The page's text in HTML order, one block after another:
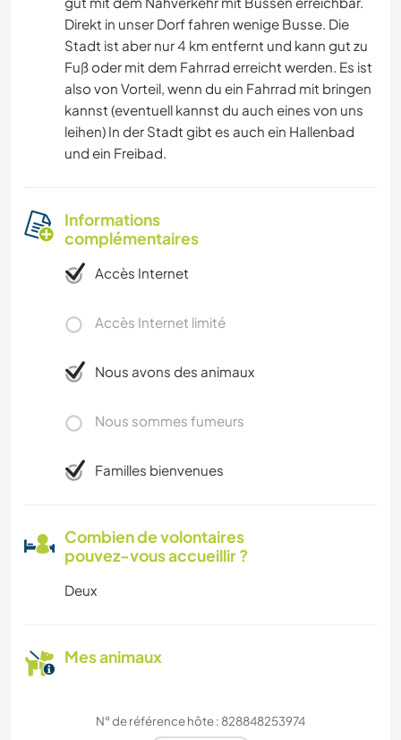
Direkt in unser Dorf fahren wenige Busse. Die
Stadt ist aber nur 4 km entfernt und kann gut zu
Fuß oder mit dem Fahrrad erreicht werden. Es ist
also von Vorteil, wenn du ein Fahrrad mit bringen
kannst (eventuell kannst du auch eines von uns
leihen) In der Stadt gibt es auch ein Hallenbad
und ein Freibad.
Informations
complémentaires
Accès Internet
Accès Internet limité
Nous avons des animaux
Nous sommes fumeurs
Familles bienvenues
Combien de volontaires
pouvez-vous accueillir ?
Deux
Mes animaux
N° de référence hôte : 828848253974